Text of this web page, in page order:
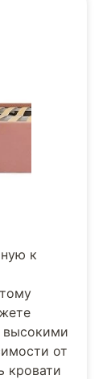
к
высокими
от
кровати